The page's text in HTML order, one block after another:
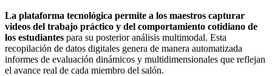
La plataforma tecnológica permite a los maestros capturar
videos del trabajo práctico y del comportamiento cotidiano de
los estudiantes para su posterior análisis multimodal. Esta
recopilación de datos digitales genera de manera automatizada
informes de evaluación dinámicos y multidimensionales que reflejan
el avance real de cada miembro del salón.